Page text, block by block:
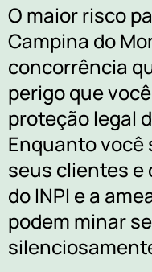
O maior risco
Campina do
concorrência
perigo que
proteção legal
Enquanto você
seus clientes e
do INPI e a
podem minar